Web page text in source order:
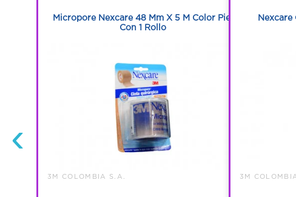
‹
Micropore Nexcare 48 Mm X 5 M Color Piel
Con 1 Rollo
3M COLOMBIA S.A.
Nexcare
3M